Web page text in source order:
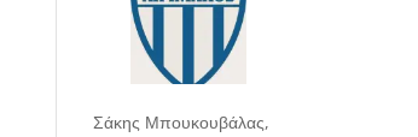
Σάκης Μπουκουβάλας,